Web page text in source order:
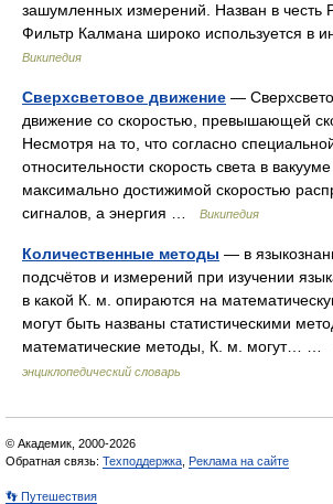
зашумленных измерений. Назван в честь
Фильтр Калмана широко используется
Википедия
Сверхсветовое движение —
движение со скоростью, превышающей
Несмотря на то, что согласно
относительности скорость света в
максимально достижимой скоростью
сигналов, а энергия …
Википедия
Количественные методы — в
подсчётов и измерений при изучении
в какой К. м. опираются на
могут быть названы статистическими
математические методы, К. м. могут… …
энциклопедический словарь
© Академик, 2000-2026
Обратная связь: Техподдержка Реклама на сайте
👣 Путешествия